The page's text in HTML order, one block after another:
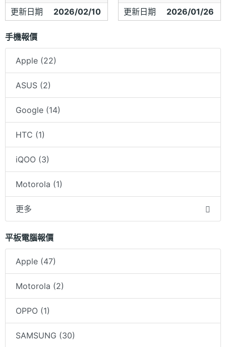
更新日期 2026/02/10 更新日期 2026/01/26
手機報價
Apple (22)
ASUS (2)
Google (14)
HTC (1)
iQOO (3)
Motorola (1)
更多
平板電腦報價
Apple (47)
Motorola (2)
OPPO (1)
SAMSUNG (30)